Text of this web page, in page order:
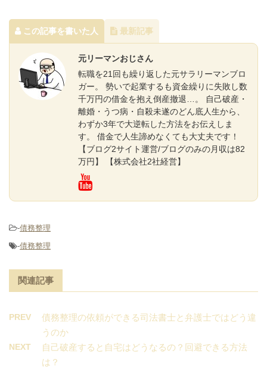
この記事を書いた人 最新記事
元リーマンおじさん
転職を21回も繰り返した元サラリーマンブロ
ガー。 勢いで起業するも資金繰りに失敗し数
千万円の借金を抱え倒産撤退…。 自己破産・
離婚・うつ病・自殺未遂のどん底人生から、
わずか3年で大逆転した方法をお伝えしま
す。 借金で人生諦めなくても大丈夫です！
【ブログ2サイト運営/ブログのみの月収は82
万円】 【株式会社2社経営】
-債務整理
-債務整理
関連記事
PREV
債務整理の依頼ができる司法書士と弁護士ではどう違
うのか
NEXT
自己破産すると自宅はどうなるの？回避できる方法
は？